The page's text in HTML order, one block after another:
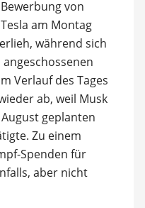
von
am Montag
während sich
Verlauf des Tages
ab, weil Musk
geplanten
Zu einem
Spenden für
aber nicht